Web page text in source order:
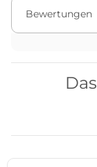
Bewertungen